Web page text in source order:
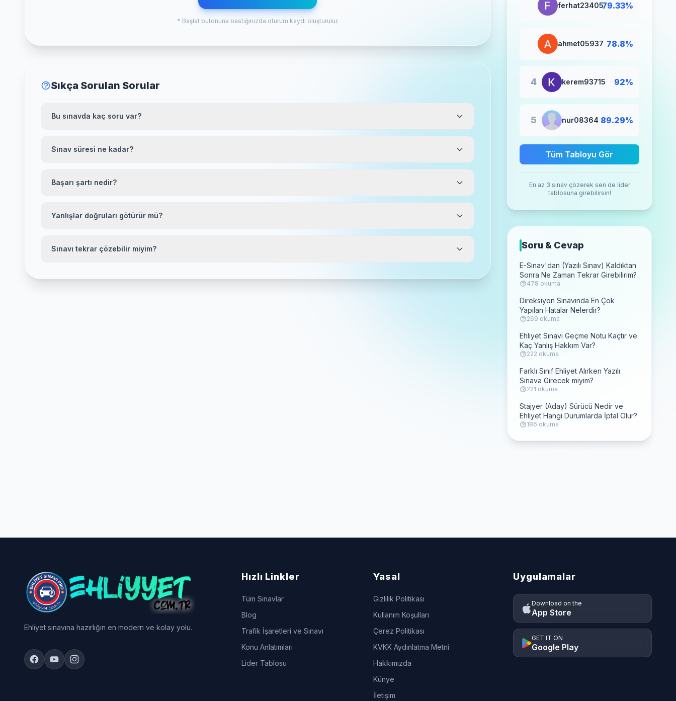
* Başlat butonuna bastığınızda oturum kaydı oluşturulur.
Sıkça Sorulan Sorular
Bu sınavda kaç soru var?
Sınav süresi ne kadar?
Başarı şartı nedir?
Yanlışlar doğruları götürür mü?
Sınavı tekrar çözebilir miyim?
ferhat2340579.33%
ahmet05937 78.8%
4 kerem93715 92%
5 nur08364 89.29%
Tüm Tabloyu Gör
En az 3 sınav çözerek sen de lider
tablosuna girebilirsin!
Soru & Cevap
E-Sınav'dan (Yazılı Sınav) Kaldıktan
Sonra Ne Zaman Tekrar Girebilirim?
478 okuma
Direksiyon Sınavında En Çok
Yapılan Hatalar Nelerdir?
269 okuma
Ehliyet Sınavı Geçme Notu Kaçtır ve
Kaç Yanlış Hakkım Var?
222 okuma
Farklı Sınıf Ehliyet Alırken Yazılı
Sınava Girecek miyim?
221 okuma
Stajyer (Aday) Sürücü Nedir ve
Ehliyet Hangi Durumlarda İptal Olur?
186 okuma
Ehliyet sınavına hazırlığın en modern ve kolay yolu.
Hızlı Linkler
Tüm Sınavlar
Blog
Trafik İşaretleri ve Sınavı
Konu Anlatımları
Lider Tablosu
Yasal
Gizlilik Politikası
Kullanım Koşulları
Çerez Politikası
KVKK Aydınlatma Metni
Hakkımızda
Künye
İletişim
Uygulamalar
Download on the
App Store
GET IT ON
Google Play